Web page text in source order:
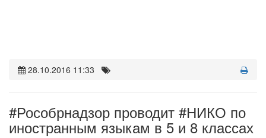
28.10.2016 11:33
#Рособрнадзор проводит #НИКО по
иностранным языкам в 5 и 8 классах